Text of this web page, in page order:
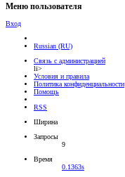
Меню пользователя
Вход
Russian (RU)
Связь с администрацией
li>
Условия и правила
Политика конфиденциальности
Помощь
RSS
Ширина
Запросы
9
Время
0.1363s